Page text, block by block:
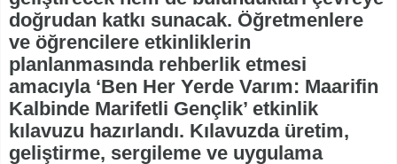
doğrudan katkı sunacak. Öğretmenlere
ve öğrencilere etkinliklerin
planlanmasında rehberlik etmesi
amacıyla ‘Ben Her Yerde Varım: Maarifin
Kalbinde Marifetli Gençlik’ etkinlik
kılavuzu hazırlandı. Kılavuzda üretim,
geliştirme, sergileme ve uygulama